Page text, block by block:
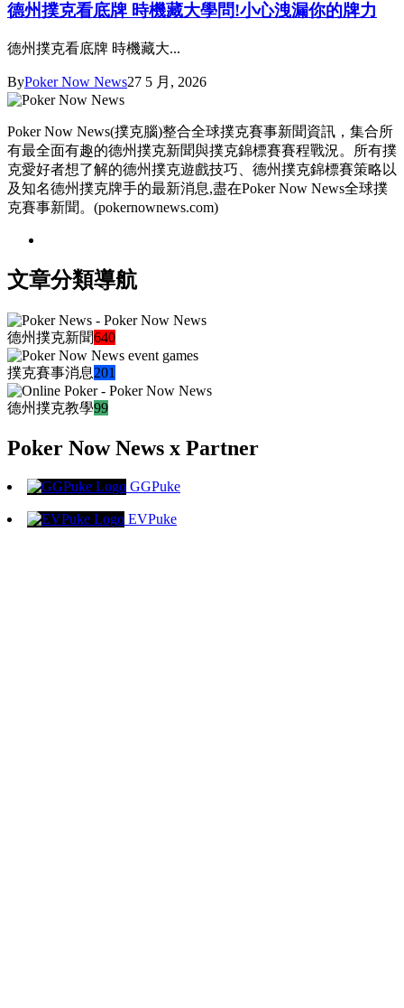
德州撲克看底牌 時機藏大學問!小心洩漏你的牌力
德州撲克看底牌 時機藏大...
ByPoker Now News27 5 月, 2026
Poker Now News(撲克腦)整合全球撲克賽事新聞資訊，集合所
有最全面有趣的德州撲克新聞與撲克錦標賽賽程戰況。所有撲
克愛好者想了解的德州撲克遊戲技巧、德州撲克錦標賽策略以
及知名德州撲克牌手的最新消息,盡在Poker Now News全球撲
克賽事新聞。(pokernownews.com)
文章分類導航
德州撲克新聞640
撲克賽事消息201
德州撲克教學99
Poker Now News x Partner
GGPuke
EVPuke